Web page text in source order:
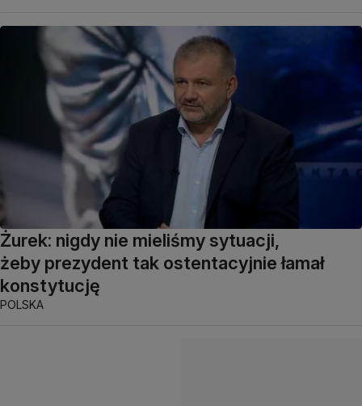
Żurek: nigdy nie mieliśmy sytuacji,
żeby prezydent tak ostentacyjnie łamał
konstytucję
POLSKA